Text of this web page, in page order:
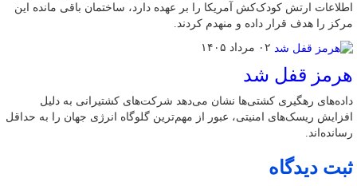
اطلاعات ارتش کودک‌کش آمریکا را بر عهده دارد، ساختمان باقی مانده این
مرکز را هدف قرار داده و منهدم کردند.
۰۲ مرداد ۱۴۰۵
هرمز قفل شد
داده‌های رهگیری کشتی‌ها نشان می‌دهد شرکت‌های کشتیرانی به دلیل
افزایش ریسک‌های امنیتی، عبور از مهم‌ترین گلوگاه انرژی جهان را به حداقل
رسانده‌اند.
ثبت دیدگاه